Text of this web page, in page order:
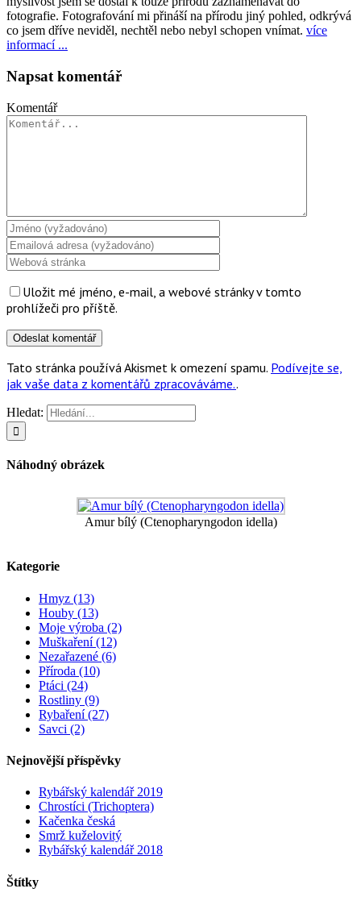
fotografie. Fotografování mi přináší na přírodu jiný pohled, odkrývá
co jsem dříve neviděl, nechtěl nebo nebyl schopen vnímat. více
informací ...
Napsat komentář
Komentář
Uložit mé jméno, e-mail, a webové stránky v tomto
prohlížeči pro příště.
Tato stránka používá Akismet k omezení spamu. Podívejte se,
jak vaše data z komentářů zpracováváme..
Hledat:
Náhodný obrázek
Amur bílý (Ctenopharyngodon idella)
Kategorie
Hmyz (13)
Houby (13)
Moje výroba (2)
Muškaření (12)
Nezařazené (6)
Příroda (10)
Ptáci (24)
Rostliny (9)
Rybaření (27)
Savci (2)
Nejnovější příspěvky
Rybářský kalendář 2019
Chrostíci (Trichoptera)
Kačenka česká
Smrž kuželovitý
Rybářský kalendář 2018
Štítky